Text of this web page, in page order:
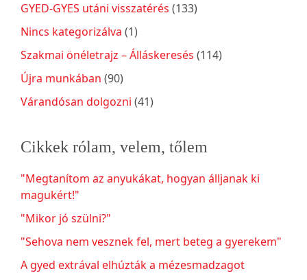
GYED-GYES utáni visszatérés (133)
Nincs kategorizálva (1)
Szakmai önéletrajz – Álláskeresés (114)
Újra munkában (90)
Várandósan dolgozni (41)
Cikkek rólam, velem, tőlem
"Megtanítom az anyukákat, hogyan álljanak ki
magukért!"
"Mikor jó szülni?"
"Sehova nem vesznek fel, mert beteg a gyerekem"
A gyed extrával elhúzták a mézesmadzagot